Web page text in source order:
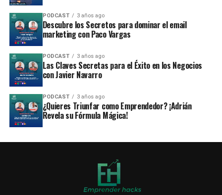
PODCAST 3 años ago
Descubre los Secretos para dominar el email
marketing con Paco Vargas
PODCAST 3 años ago
Las Claves Secretas para el Éxito en los Negocios
con Javier Navarro
PODCAST 3 años ago
¿Quieres Triunfar como Emprendedor? ¡Adrián
Revela su Fórmula Mágica!